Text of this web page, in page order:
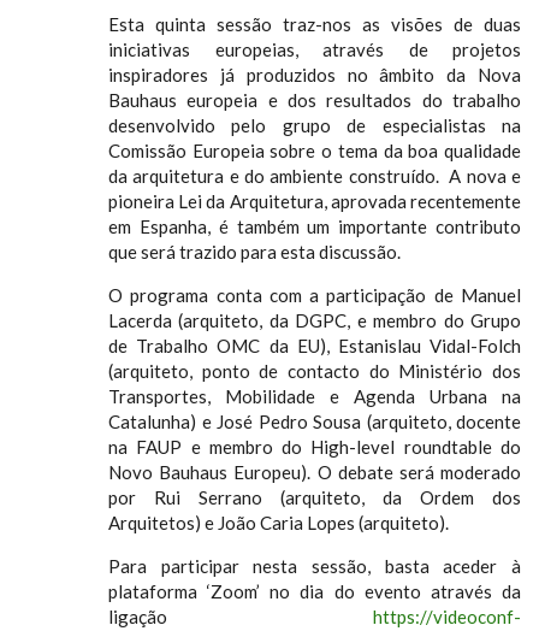
Esta quinta sessão traz-nos as visões de duas
iniciativas europeias, através de projetos
inspiradores já produzidos no âmbito da Nova
Bauhaus europeia e dos resultados do trabalho
desenvolvido pelo grupo de especialistas na
Comissão Europeia sobre o tema da boa qualidade
da arquitetura e do ambiente construído. A nova e
pioneira Lei da Arquitetura, aprovada recentemente
em Espanha, é também um importante contributo
que será trazido para esta discussão.
O programa conta com a participação de Manuel
Lacerda (arquiteto, da DGPC, e membro do Grupo
de Trabalho OMC da EU), Estanislau Vidal-Folch
(arquiteto, ponto de contacto do Ministério dos
Transportes, Mobilidade e Agenda Urbana na
Catalunha) e José Pedro Sousa (arquiteto, docente
na FAUP e membro do High-level roundtable do
Novo Bauhaus Europeu). O debate será moderado
por Rui Serrano (arquiteto, da Ordem dos
Arquitetos) e João Caria Lopes (arquiteto).
Para participar nesta sessão, basta aceder à
plataforma ‘Zoom’ no dia do evento através da
ligação https://videoconf-